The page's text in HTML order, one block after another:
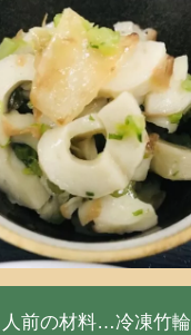
人前の材料…冷凍竹輪